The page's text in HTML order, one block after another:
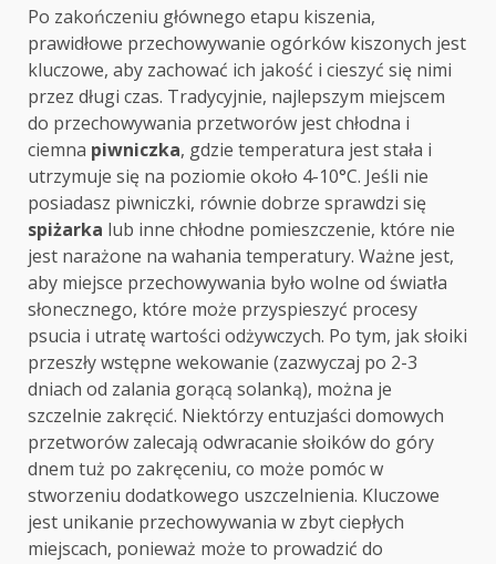
Po zakończeniu głównego etapu kiszenia,
prawidłowe przechowywanie ogórków kiszonych jest
kluczowe, aby zachować ich jakość i cieszyć się nimi
przez długi czas. Tradycyjnie, najlepszym miejscem
do przechowywania przetworów jest chłodna i
ciemna piwniczka, gdzie temperatura jest stała i
utrzymuje się na poziomie około 4-10°C. Jeśli nie
posiadasz piwniczki, równie dobrze sprawdzi się
spiżarka lub inne chłodne pomieszczenie, które nie
jest narażone na wahania temperatury. Ważne jest,
aby miejsce przechowywania było wolne od światła
słonecznego, które może przyspieszyć procesy
psucia i utratę wartości odżywczych. Po tym, jak słoiki
przeszły wstępne wekowanie (zazwyczaj po 2-3
dniach od zalania gorącą solanką), można je
szczelnie zakręcić. Niektórzy entuzjaści domowych
przetworów zalecają odwracanie słoików do góry
dnem tuż po zakręceniu, co może pomóc w
stworzeniu dodatkowego uszczelnienia. Kluczowe
jest unikanie przechowywania w zbyt ciepłych
miejscach, ponieważ może to prowadzić do